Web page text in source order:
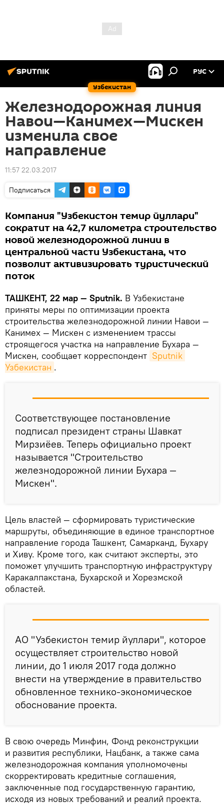
Узбекистан
РУС
Железнодорожная линия
Навои—Канимех—Мискен
изменила свое
направление
11:57 22.03.2017
Подписаться
Компания "Узбекистон темир йуллари"
сократит на 42,7 километра строительство
новой железнодорожной линии в
центральной части Узбекистана, что
позволит активизировать туристический
поток
ТАШКЕНТ, 22 мар — Sputnik. В Узбекистане
приняты меры по оптимизации проекта
строительства железнодорожной линии Навои —
Канимех — Мискен с изменением трассы
строящегося участка на направление Бухара —
Мискен, сообщает корреспондент Sputnik
Узбекистан .
Соответствующее постановление
подписал президент страны Шавкат
Мирзиёев. Теперь официально проект
называется "Строительство
железнодорожной линии Бухара —
Мискен".
Цель властей — сформировать туристические
маршруты, объединяющие в единое транспортное
направление города Ташкент, Самарканд, Бухару
и Хиву. Кроме того, как считают эксперты, это
поможет улучшить транспортную инфраструктуру
Каракалпакстана, Бухарской и Хорезмской
областей.
АО "Узбекистон темир йуллари", которое
осуществляет строительство новой
линии, до 1 июля 2017 года должно
внести на утверждение в правительство
обновленное технико-экономическое
обоснование проекта.
В свою очередь Минфин, Фонд реконструкции
и развития республики, Нацбанк, а также сама
железнодорожная компания уполномочены
скорректировать кредитные соглашения,
заключенные под государственную гарантию,
исходя из новых требований и реалий проекта.